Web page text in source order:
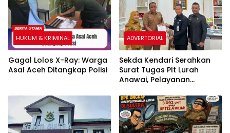
HUKUM & KRIMINAL
Gagal Lolos X-Ray: Warga
Asal Aceh Ditangkap Polisi
ADVERTORIAL
Sekda Kendari Serahkan
Surat Tugas Plt Lurah
Anawai, Pelayanan
Tetap Berjalan